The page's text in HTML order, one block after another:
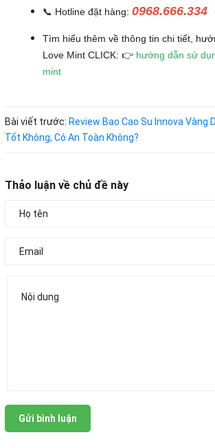
📞 Hotline đặt hàng: 0968.666.334
Tìm hiểu thêm về thông tin chi tiết,
Love Mint CLICK: 👉 hướng dẫn sử
mint
Bài viết trước: Review Bao Cao Su Innova Vàng
Tốt Không, Có An Toàn Không?
Thảo luận về chủ đề này
Gửi bình luận